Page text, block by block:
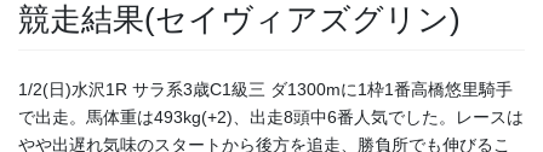
競走結果(セイヴィアズグリン)
1/2(日)水沢1R サラ系3歳C1級三 ダ1300mに1枠1番高橋悠里騎手
で出走。馬体重は493kg(+2)、出走8頭中6番人気でした。レースは
やや出遅れ気味のスタートから後方を追走、勝負所でも伸びるこ